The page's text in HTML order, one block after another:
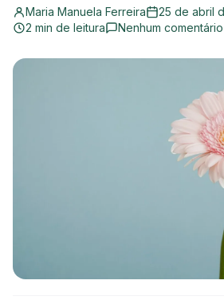
Maria Manuela Ferreira
25 de abril
2 min de leitura
Nenhum comentário